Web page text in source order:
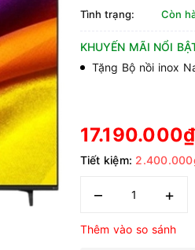
Tình trạng:
Còn
KHUYẾN MÃI NỔI
Tặng Bộ nồi inox
17.190.000₫
Tiết kiệm:
– +
Thêm vào so sánh